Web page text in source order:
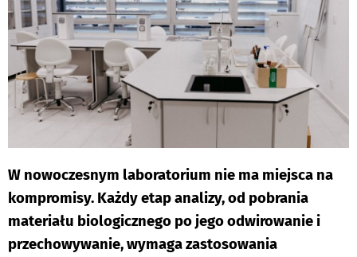
W nowoczesnym laboratorium nie ma miejsca na
kompromisy. Każdy etap analizy, od pobrania
materiału biologicznego po jego odwirowanie i
przechowywanie, wymaga zastosowania